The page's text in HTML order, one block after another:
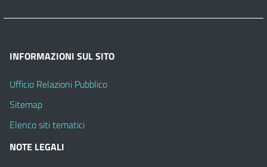
INFORMAZIONI SUL SITO
Ufficio Relazioni Pubblico
Sitemap
Elenco siti tematici
NOTE LEGALI